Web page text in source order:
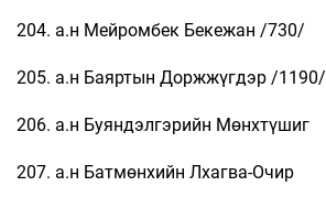
204. а.н Мейромбек Бекежан /730/
205. а.н Баяртын Доржжүгдэр /1190/
206. а.н Буяндэлгэрийн Мөнхтүшиг
207. а.н Батмөнхийн Лхагва-Очир